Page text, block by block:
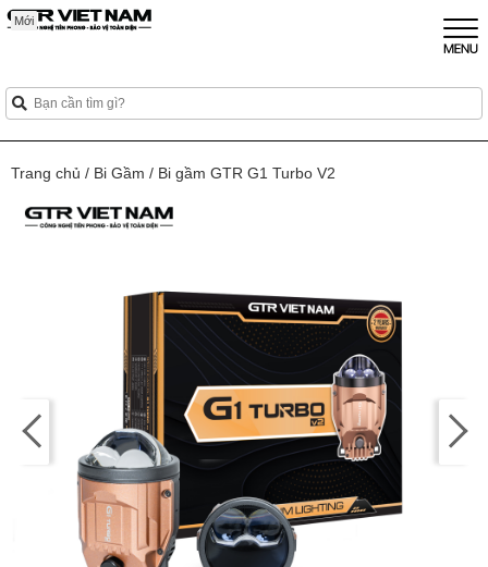
Trang chủ / Bi Gầm / Bi gầm GTR G1 Turbo V2
Mới
Mới
Mới